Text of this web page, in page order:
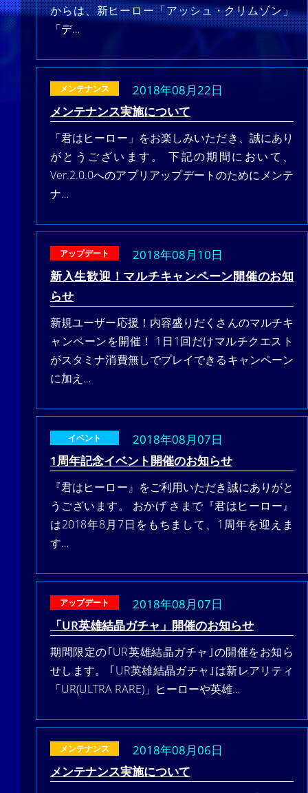
からは、新ヒーロー「アッシュ・クリムゾン」
「デ…
2018年08月22日
メンテナンス
メンテナンス実施について
「君はヒーロー」をお楽しみいただき、誠にあり
がとうございます。 下記の期間において、
Ver.2.0.0へのアプリアップデートのためにメンテ
ナ…
2018年08月10日
アップデート
新入生歓迎！マルチキャンペーン開催のお知
らせ
新規ユーザー応援！内容盛りだくさんのマルチキ
ャンペーンを開催！ 1日1回だけマルチクエスト
がスタミナ消費無しでプレイできるキャンペーン
に加え…
2018年08月07日
イベント
1周年記念イベント開催のお知らせ
『君はヒーロー』をご利用いただき誠にありがと
うございます。 おかげ さまで『君はヒーロー』
は2018年8月7日をもちまして、1周年を迎えま
す…
2018年08月07日
アップデート
「UR英雄結晶ガチャ」開催のお知らせ
期間限定の｢UR英雄結晶ガチャ｣の開催をお知ら
せします。 ｢UR英雄結晶ガチャ｣は新レアリティ
「UR(ULTRA RARE)」ヒーローや英雄…
2018年08月06日
メンテナンス
メンテナンス実施について